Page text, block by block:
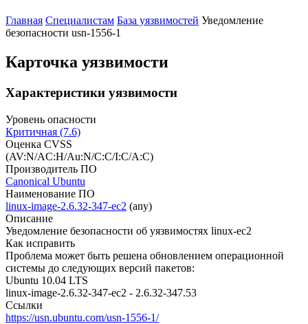
Главная Специалистам База уязвимостей Уведомление
безопасности usn-1556-1
Карточка уязвимости
Характеристики уязвимости
Уровень опасности
Критичная (7.6)
Оценка CVSS
(AV:N/AC:H/Au:N/C:C/I:C/A:C)
Производитель ПО
Canonical Ubuntu
Наименование ПО
linux-image-2.6.32-347-ec2 (any)
Описание
Уведомление безопасности об уязвимостях linux-ec2
Как исправить
Проблема может быть решена обновлением операционной
системы до следующих версий пакетов:
Ubuntu 10.04 LTS
linux-image-2.6.32-347-ec2 - 2.6.32-347.53
Ссылки
https://usn.ubuntu.com/usn-1556-1/